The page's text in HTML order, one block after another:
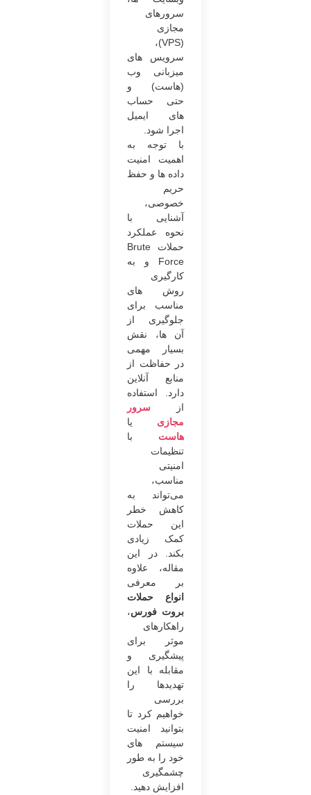
سرورهای
مجازی
(VPS)،
سرویس های
میزبانی وب
(هاست) و
حتی حساب
های ایمیل
اجرا شود.
با توجه به
اهمیت امنیت
داده ها و حفظ
حریم
خصوصی،
آشنایی با
نحوه عملکرد
حملات Brute
Force و به
کارگیری
روش های
مناسب برای
جلوگیری از
آن ها، نقش
بسیار مهمی
در حفاظت از
منابع آنلاین
دارد. استفاده
از سرور
مجازی یا
هاست با
تنظیمات
امنیتی
مناسب،
می‌تواند به
کاهش خطر
این حملات
کمک زیادی
بکند. در این
مقاله، علاوه
بر معرفی
انواع حملات
بروت فورس،
راهکارهای
موثر برای
پیشگیری و
مقابله با این
تهدیدها را
بررسی
خواهیم کرد تا
بتوانید امنیت
سیستم های
خود را به طور
چشمگیری
افزایش دهید.